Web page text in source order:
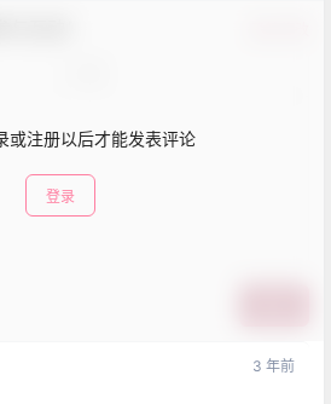
或注册以后才能发表评论
登录
3 年前